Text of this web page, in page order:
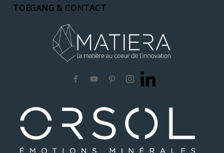
TOEGANG & CONTACT